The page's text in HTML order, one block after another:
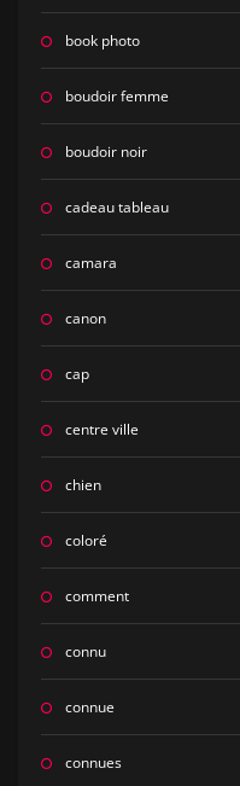
book photo
boudoir femme
boudoir noir
cadeau tableau
camara
canon
cap
centre ville
chien
coloré
comment
connu
connue
connues